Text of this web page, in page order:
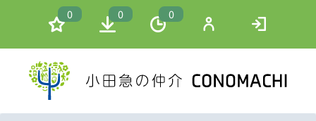
0 0 0